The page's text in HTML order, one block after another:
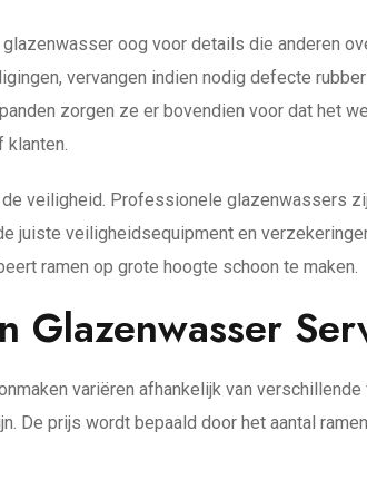
oog voor details die anderen
vervangen indien nodig defecte
zorgen ze er bovendien voor dat het
veiligheid. Professionele glazenwassers
juiste veiligheidsequipment en
ramen op grote hoogte schoon te maken.
Glazenwasser
variëren afhankelijk van
De prijs wordt bepaald door het aantal